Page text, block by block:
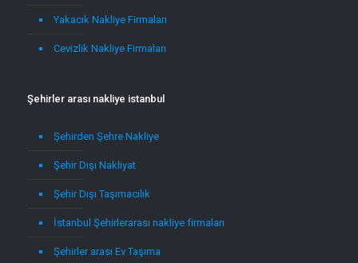
Yakacık Nakliye Firmaları
Cevizlik Nakliye Firmaları
Şehirler arası nakliye istanbul
Şehirden Şehre Nakliye
Şehir Dışı Nakliyat
Şehir Dışı Taşımacılık
İstanbul Şehirlerarası nakliye firmaları
Şehirler arası Ev Taşıma